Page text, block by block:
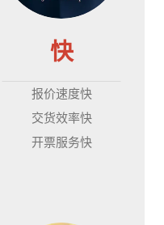
快
报价速度快
交货效率快
开票服务快